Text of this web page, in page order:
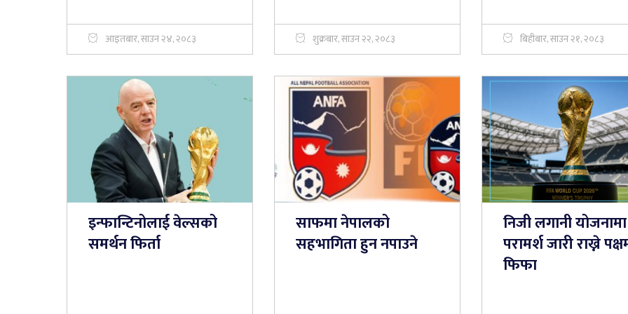
आइतबार, साउन २४, २०८३ शुक्रबार, साउन २२, २०८३ बिहीबार, साउन २१, २०८३
इन्फान्टिनोलाई वेल्सको
समर्थन फिर्ता
साफमा नेपालको
सहभागिता हुन नपाउने
निजी लगानी योजनामा
परामर्श जारी राख्ने
फिफा